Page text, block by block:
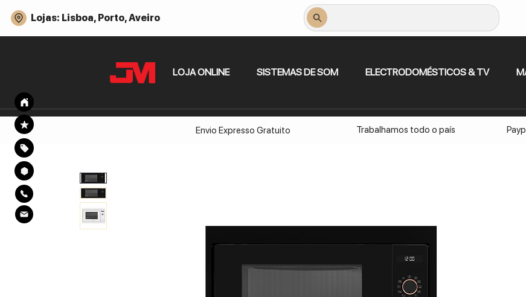
LOJA ONLINE SISTEMAS DE SOM ELECTRODOMÉSTICOS & TV
Lojas: Lisboa, Porto, Aveiro
Envio Expresso Gratuito Trabalhamos todo o país